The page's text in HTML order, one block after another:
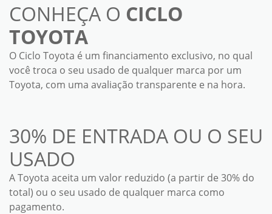
CONHEÇA O CICLO
TOYOTA
O Ciclo Toyota é um financiamento exclusivo, no qual
você troca o seu usado de qualquer marca por um
Toyota, com uma avaliação transparente e na hora.
30% DE ENTRADA OU O SEU
USADO
A Toyota aceita um valor reduzido (a partir de 30% do
total) ou o seu usado de qualquer marca como
pagamento.